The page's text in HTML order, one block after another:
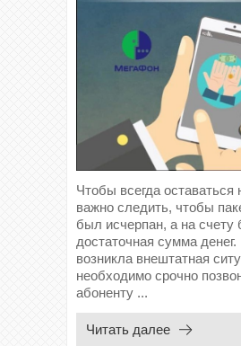
Чтобы всегда оставаться
важно следить, чтобы
был исчерпан, а на счету
достаточная сумма
возникла внештатная
необходимо срочно
абоненту ...
Читать далее